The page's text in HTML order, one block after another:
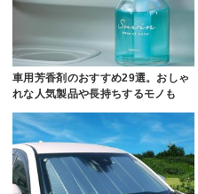
車用芳香剤のおすすめ29選。おしゃ
れな人気製品や長持ちするモノも